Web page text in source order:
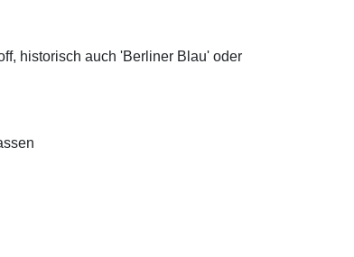
historisch auch 'Berliner Blau' oder